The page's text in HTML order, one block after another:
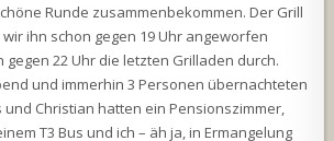
Runde zusammenbekommen. Der Grill
ihn schon gegen 19 Uhr angeworfen
22 Uhr die letzten Grilladen durch.
und immerhin 3 Personen übernachteten
und Christian hatten ein Pensionszimmer,
T3 Bus und ich – äh ja, in Ermangelung